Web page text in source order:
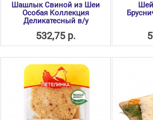
Шашлык Свиной из Шеи
Особая Коллекция
Деликатесный в/у
532,75 р.